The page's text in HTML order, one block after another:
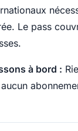
Le pass
à bord :